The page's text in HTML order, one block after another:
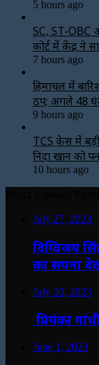
5 hours ago
SC, ST-OBC
कोर्ट में केंद्र ने
7 hours ago
हिमाचल में
ठप; अगले 48
9 hours ago
TCS केस में बड़ी
निदा खान को
10 hours ago
July 27, 2023
दिग्विजय
का सपना
July 20, 2023
प्रियंका
June 1, 2023